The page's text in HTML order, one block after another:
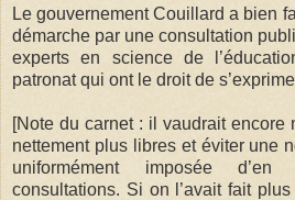
Le gouvernement Couillard a bien
démarche par une consultation
experts en science de
patronat qui ont le droit de
[Note du carnet : il vaudrait encore
nettement plus libres et éviter une
uniformément imposée
consultations. Si on l’avait fait